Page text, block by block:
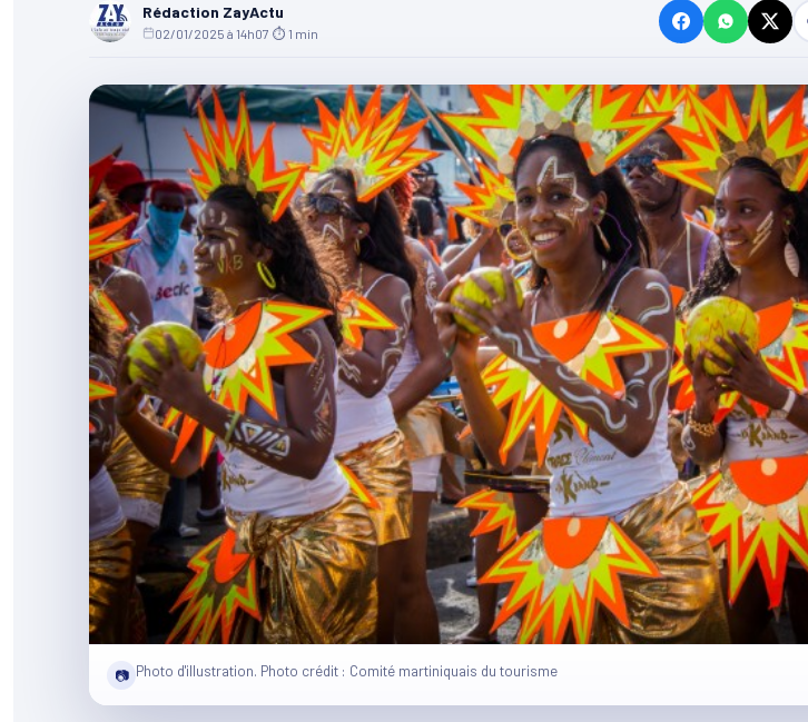
Rédaction ZayActu
02/01/2025 à 14h07 ⏱ 1 min
📷 Photo d'illustration. Photo crédit : Comité martiniquais du tourisme